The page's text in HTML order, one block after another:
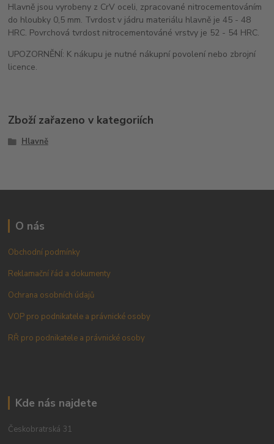
Hlavně jsou vyrobeny z CrV oceli, zpracované nitrocementováním
do hloubky 0,5 mm. Tvrdost v jádru materiálu hlavně je 45 - 48
HRC. Povrchová tvrdost nitrocementováné vrstvy je 52 - 54 HRC.
UPOZORNĚNÍ: K nákupu je nutné nákupní povolení nebo zbrojní
licence.
Zboží zařazeno v kategoriích
Hlavně
O nás
Obchodní podmínky
Reklamační řád a dokumenty
Ochrana osobních údajů
VOP pro podnikatele a právnické osoby
RŘ pro podnikatele a právnické osoby
Kde nás najdete
Českobratrská 31